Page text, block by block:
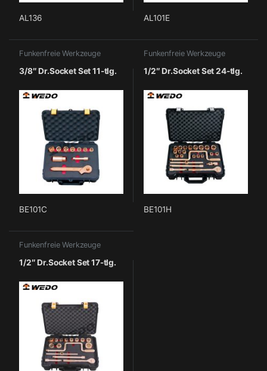
AL136 AL101E
Funkenfreie Werkzeuge
3/8″ Dr.Socket Set 11-tlg.
BE101C
Funkenfreie Werkzeuge
1/2″ Dr.Socket Set 24-tlg.
BE101H
Funkenfreie Werkzeuge
1/2″ Dr.Socket Set 17-tlg.